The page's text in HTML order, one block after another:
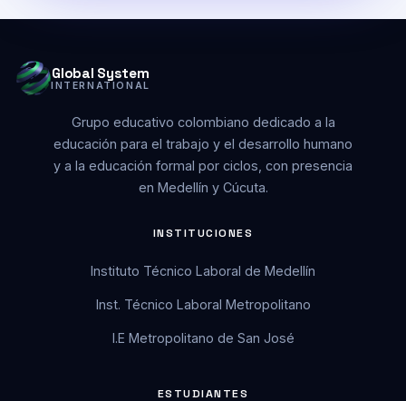
Global System
INTERNATIONAL
Grupo educativo colombiano dedicado a la
educación para el trabajo y el desarrollo humano
y a la educación formal por ciclos, con presencia
en Medellín y Cúcuta.
INSTITUCIONES
Instituto Técnico Laboral de Medellín
Inst. Técnico Laboral Metropolitano
I.E Metropolitano de San José
ESTUDIANTES